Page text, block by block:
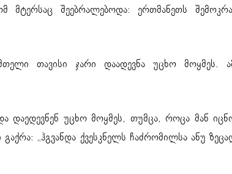
შეებრალებოდა: ერთმანეთს
თავისი ჯარი დაადევნა უცხო მოყმეს.
დაედევნენ უცხო მოყმეს, თუმცა, როცა მან
„ჰგვანდა ქვესკნელს ჩაძრომილსა ანუ